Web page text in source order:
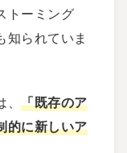
トーミング
知られていま
、「既存のア
的に新しいア